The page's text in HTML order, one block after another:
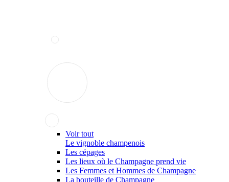
Voir tout
Le vignoble champenois
Les cépages
Les lieux où le Champagne prend vie
Les Femmes et Hommes de Champagne
La bouteille de Champagne